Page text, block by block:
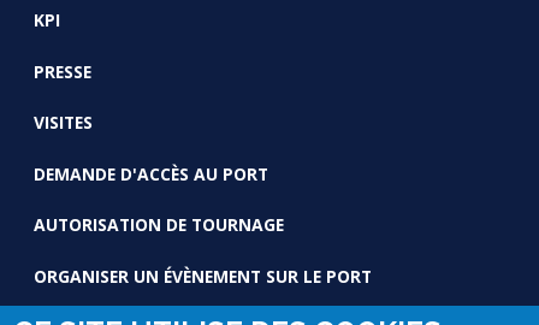
KPI
PRESSE
VISITES
DEMANDE D'ACCÈS AU PORT
AUTORISATION DE TOURNAGE
ORGANISER UN ÉVÈNEMENT SUR LE PORT